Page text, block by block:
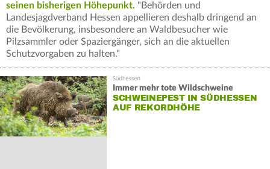
seinen bisherigen Höhepunkt. "Behörden und
Landesjagdverband Hessen appellieren deshalb dringend an
die Bevölkerung, insbesondere an Waldbesucher wie
Pilzsammler oder Spaziergänger, sich an die aktuellen
Schutzvorgaben zu halten."
Immer mehr tote Wildschweine
SCHWEINEPEST IN SÜDHESSEN
AUF REKORDHÖHE